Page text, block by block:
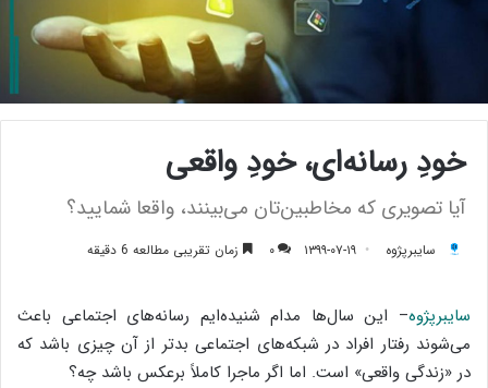
خودِ رسانه‌ای، خودِ واقعی
آیا تصویری که مخاطبین‌تان می‌بینند، واقعا شمایید؟
سایبرپژوه ۱۳۹۹-۰۷-۱۹ ۰ زمان تقریبی مطالعه 6 دقیقه
سایبرپژوه– این سال‌ها مدام شنیده‌ایم رسانه‌های اجتماعی باعث
می‌شوند رفتار افراد در شبکه‌های اجتماعی بدتر از آن چیزی باشد که
در «زندگی واقعی» است. اما اگر ماجرا کاملاً برعکس باشد چه؟